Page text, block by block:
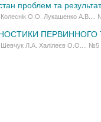
проблем та
Колеснік О.О. Лукашенко А.В....
Шевчук Л.А. Халілеєв О.О.... №5